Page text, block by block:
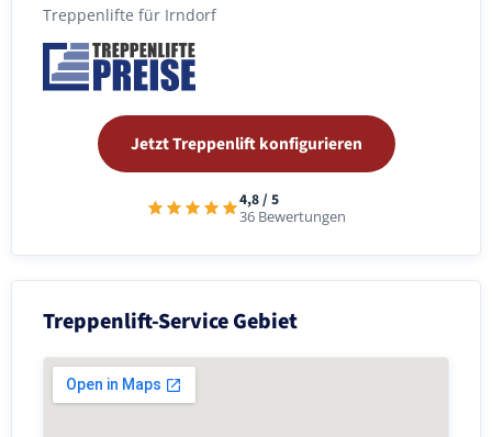
Treppenlifte für Irndorf
Jetzt Treppenlift konfigurieren
4,8 / 5
36 Bewertungen
Treppenlift-Service Gebiet